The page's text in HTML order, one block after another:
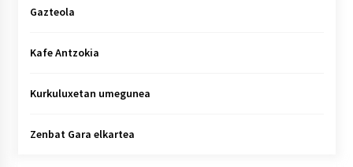
Gazteola
Kafe Antzokia
Kurkuluxetan umegunea
Zenbat Gara elkartea